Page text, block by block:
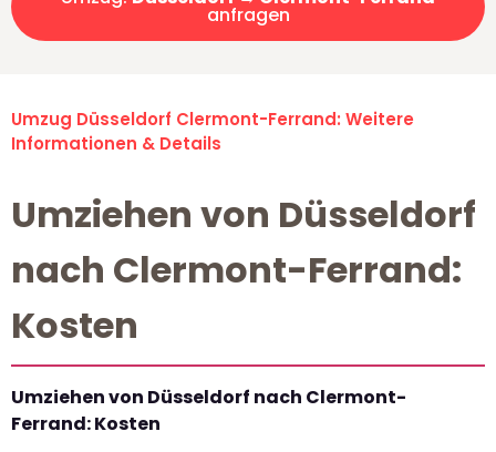
anfragen
Umzug Düsseldorf Clermont-Ferrand: Weitere
Informationen & Details
Umziehen von Düsseldorf
nach Clermont-Ferrand:
Kosten
Umziehen von Düsseldorf nach Clermont-
Ferrand: Kosten